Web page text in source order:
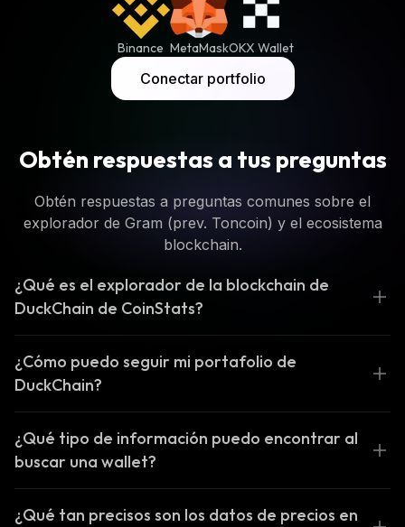
Binance MetaMaskOKX Wallet
Conectar portfolio
Obtén respuestas a tus preguntas
Obtén respuestas a preguntas comunes sobre el
explorador de Gram (prev. Toncoin) y el ecosistema
blockchain.
¿Qué es el explorador de la blockchain de
DuckChain de CoinStats?
¿Cómo puedo seguir mi portafolio de
DuckChain?
¿Qué tipo de información puedo encontrar al
buscar una wallet?
¿Qué tan precisos son los datos de precios en